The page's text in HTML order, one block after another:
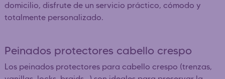
domicilio, disfrute de un servicio práctico, cómodo y
totalmente personalizado.
Peinados protectores cabello crespo
Los peinados protectores para cabello crespo (trenzas,